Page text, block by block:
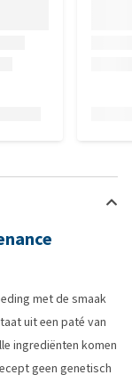
met de smaak
uit een paté van
ingrediënten komen
geen genetisch